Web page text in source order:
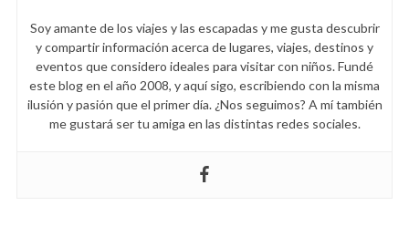
Soy amante de los viajes y las escapadas y me gusta descubrir
y compartir información acerca de lugares, viajes, destinos y
eventos que considero ideales para visitar con niños. Fundé
este blog en el año 2008, y aquí sigo, escribiendo con la misma
ilusión y pasión que el primer día. ¿Nos seguimos? A mí también
me gustará ser tu amiga en las distintas redes sociales.